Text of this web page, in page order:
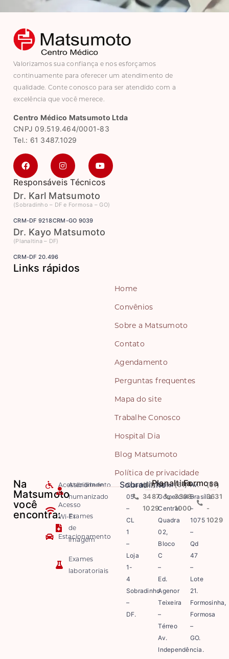
Valorizamos sua confiança e nos esforçamos
continuamente para oferecer um atendimento de
qualidade. Conte conosco para ser atendido com a
excelência que você merece.
Centro Médico Matsumoto Ltda
CNPJ 09.519.464/0001-83
Tel.: 61 3487.1029
Responsáveis Técnicos
Dr. Karl Matsumoto
(Sobradinho – DF e Formosa – GO)
CRM-DF 9218CRM-GO 9039
Dr. Kayo Matsumoto
(Planaltina – DF)
CRM-DF 20.496
Links rápidos
Home
Convênios
Sobre a Matsumoto
Contato
Agendamento
Perguntas frequentes
Mapa do site
Trabalhe Conosco
Hospital Dia
Blog Matsumoto
Política de privacidade
Na
Matsumoto
você
encontra:
Acessibilidade
Acesso
Wi-Fi
Estacionamento
Atendimento
humanizado
Exames
de
imagem
Exames
laboratoriais
Sobradinho
Quadra
05
–
CL
1
–
Loja
1-
4
Sobradinho
–
DF.
(61)
3487-
1029
Planaltina
Setor
Comercial
Central
Quadra
02,
Bloco
C
–
Ed.
Agenor
Teixeira
–
Térreo
Av.
Independência.
(61)
3308-
1000
Formosa
Av.
Brasília
–
1075
–
Qd
47
–
Lote
21.
Formosinha,
Formosa
–
GO.
(61)
3631
-
1029